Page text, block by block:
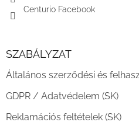
Centurio Facebook
SZABÁLYZAT
Általános szerződési és
GDPR / Adatvédelem (SK)
Reklamációs feltételek (SK)